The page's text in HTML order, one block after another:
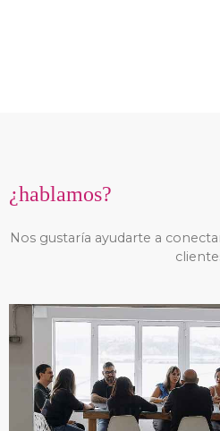
¿hablamos?
Nos gustaría ayudarte a